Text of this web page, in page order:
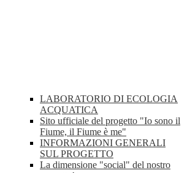
LABORATORIO DI ECOLOGIA
ACQUATICA
Sito ufficiale del progetto "Io sono il
Fiume, il Fiume è me"
INFORMAZIONI GENERALI
SUL PROGETTO
La dimensione "social" del nostro